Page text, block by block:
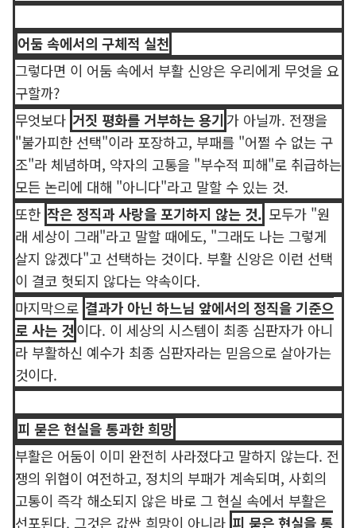
어둠 속에서의 구체적 실천
그렇다면 이 어둠 속에서 부활 신앙은 우리에게 무엇을 요
구할까?
무엇보다 거짓 평화를 거부하는 용기 가 아닐까. 전쟁을
"불가피한 선택"이라 포장하고, 부패를 "어쩔 수 없는 구
조"라 체념하며, 약자의 고통을 "부수적 피해"로 취급하는
모든 논리에 대해 "아니다"라고 말할 수 있는 것.
또한 작은 정직과 사랑을 포기하지 않는 것. 모두가 "원
래 세상이 그래"라고 말할 때에도, "그래도 나는 그렇게
살지 않겠다"고 선택하는 것이다. 부활 신앙은 이런 선택
이 결코 헛되지 않다는 약속이다.
마지막으로 결과가 아닌 하느님 앞에서의 정직을 기준으
로 사는 것 이다. 이 세상의 시스템이 최종 심판자가 아니
라 부활하신 예수가 최종 심판자라는 믿음으로 살아가는
것이다.
피 묻은 현실을 통과한 희망
부활은 어둠이 이미 완전히 사라졌다고 말하지 않는다. 전
쟁의 위협이 여전하고, 정치의 부패가 계속되며, 사회의
고통이 즉각 해소되지 않은 바로 그 현실 속에서 부활은
선포된다. 그것은 값싼 희망이 아니라 피 묻은 현실을 통